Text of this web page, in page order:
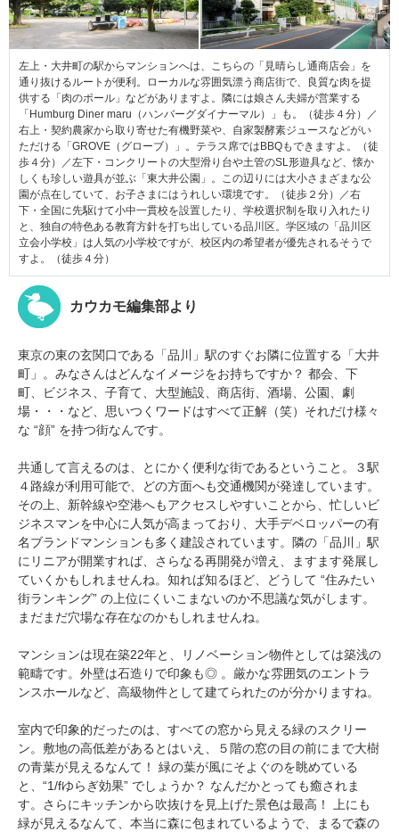
左上・大井町の駅からマンションへは、こちらの「見晴らし通商店会」を
通り抜けるルートが便利。ローカルな雰囲気漂う商店街で、良質な肉を提
供する「肉のポール」などがありますよ。隣には娘さん夫婦が営業する
「Humburg Diner maru（ハンバーグダイナーマル）」も。（徒歩４分）／
右上・契約農家から取り寄せた有機野菜や、自家製酵素ジュースなどがい
ただける「GROVE（グローブ）」。テラス席ではBBQもできますよ。（徒
歩４分）／左下・コンクリートの大型滑り台や土管のSL形遊具など、懐か
しくも珍しい遊具が並ぶ「東大井公園」。この辺りには大小さまざまな公
園が点在していて、お子さまにはうれしい環境です。（徒歩２分）／右
下・全国に先駆けて小中一貫校を設置したり、学校選択制を取り入れたり
と、独自の特色ある教育方針を打ち出している品川区。学区域の「品川区
立会小学校」は人気の小学校ですが、校区内の希望者が優先されるそうで
すよ。（徒歩４分）
カウカモ編集部より
東京の東の玄関口である「品川」駅のすぐお隣に位置する「大井
町」。みなさんはどんなイメージをお持ちですか？ 都会、下
町、ビジネス、子育て、大型施設、商店街、酒場、公園、劇
場・・・など、思いつくワードはすべて正解（笑）それだけ様々
な “顔” を持つ街なんです。
共通して言えるのは、とにかく便利な街であるということ。３駅
４路線が利用可能で、どの方面へも交通機関が発達しています。
その上、新幹線や空港へもアクセスしやすいことから、忙しいビ
ジネスマンを中心に人気が高まっており、大手デベロッパーの有
名ブランドマンションも多く建設されています。隣の「品川」駅
にリニアが開業すれば、さらなる再開発が増え、ますます発展し
ていくかもしれませんね。知れば知るほど、どうして “住みたい
街ランキング” の上位にくいこまないのか不思議な気がします。
まだまだ穴場な存在なのかもしれませんね。
マンションは現在築22年と、リノベーション物件としては築浅の
範疇です。外壁は石造りで印象も◎ 。厳かな雰囲気のエントラ
ンスホールなど、高級物件として建てられたのが分かりますね。
室内で印象的だったのは、すべての窓から見える緑のスクリー
ン。敷地の高低差があるとはいえ、５階の窓の目の前にまで大樹
の青葉が見えるなんて！ 緑の葉が風にそよぐのを眺めている
と、“1/fゆらぎ効果” でしょうか？ なんだかとっても癒されま
す。さらにキッチンから吹抜けを見上げた景色は最高！ 上にも
緑が見えるなんて、本当に森に包まれているようで、まるで森の